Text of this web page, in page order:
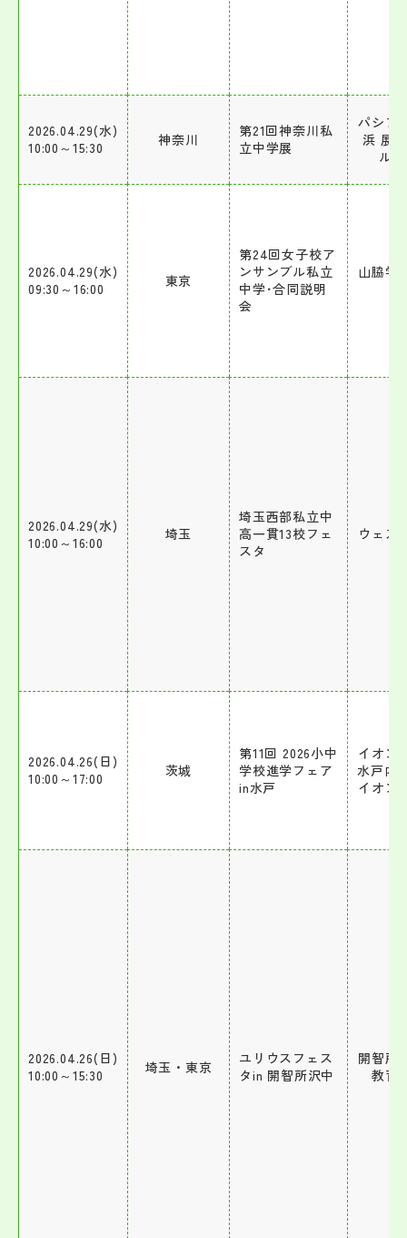
2026.04.29(水)
10:00～15:30
神奈川
第21回神奈川私
立中学展
パシフ
浜 展
ルC
2026.04.29(水)
09:30～16:00
東京
第24回女子校ア
ンサンブル私立
中学･合同説明
会
山脇学
2026.04.29(水)
10:00～16:00
埼玉
埼玉西部私立中
高一貫13校フェ
スタ
ウェス
2026.04.26(日)
10:00～17:00
茨城
第11回 2026小中
学校進学フェア
in水戸
イオン
水戸内
イオン
2026.04.26(日)
10:00～15:30
埼玉・東京
ユリウスフェス
タin 開智所沢中
開智所
教育